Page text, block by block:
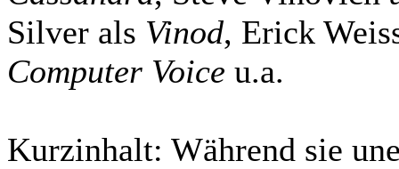
Silver als Vinod, Erick
Computer Voice u.a.
Kurzinhalt: Während sie